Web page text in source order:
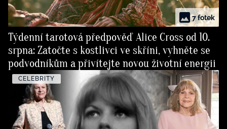
7 fotek
Týdenní tarotová předpověď Alice Cross od 10.
srpna: Zatočte s kostlivci ve skříni, vyhněte se
podvodníkům a přivítejte novou životní energii
CELEBRITY